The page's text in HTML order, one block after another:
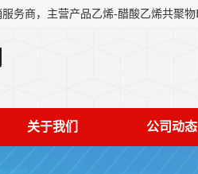
关于我们 公司动态